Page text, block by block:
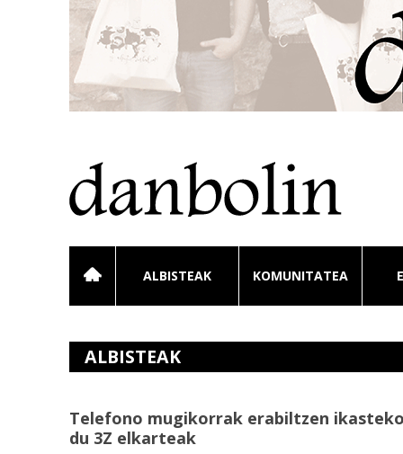
ALBISTEAK KOMUNITATEA
ALBISTEAK
Telefono mugikorrak erabiltzen
du 3Z elkarteak